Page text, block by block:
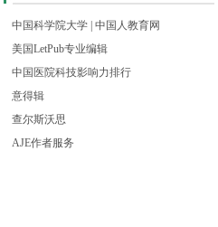
中国科学院大学 中国人教育网
美国LetPub专业编辑
中国医院科技影响力排行
意得辑
查尔斯沃思
AJE作者服务